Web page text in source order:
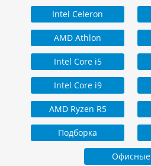
Intel Celeron
AMD Athlon
Intel Core i5
Intel Core i9
AMD Ryzen R5
Подборка
Офисные